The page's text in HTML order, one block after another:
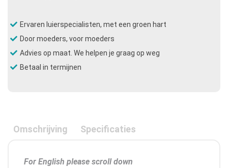
Ervaren luierspecialisten, met een groen hart
Door moeders, voor moeders
Advies op maat. We helpen je graag op weg
Betaal in termijnen
Omschrijving Specificaties
For English please scroll down